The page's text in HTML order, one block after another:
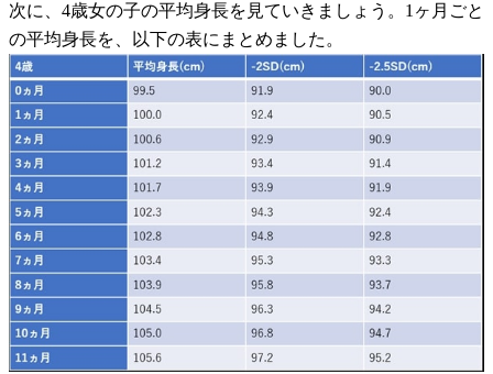
次に、4歳女の子の平均身長を見ていきましょう。1ヶ月ごと
の平均身長を、以下の表にまとめました。